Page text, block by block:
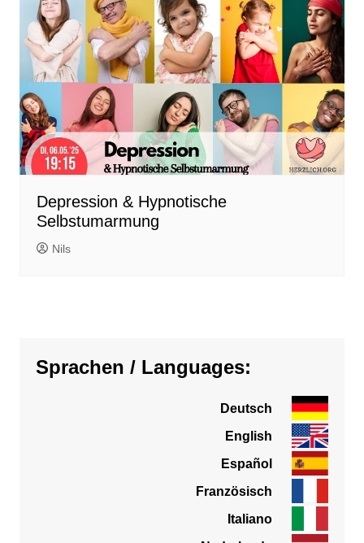
Depression & Hypnotische
Selbstumarmung
Nils
Sprachen / Languages:
Deutsch
English
Español
Französisch
Italiano